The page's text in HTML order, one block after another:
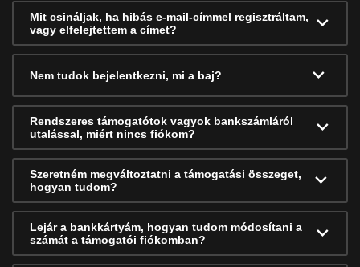
Mit csináljak, ha hibás e-mail-címmel regisztráltam,
vagy elfelejtettem a címet?
Nem tudok bejelentkezni, mi a baj?
Rendszeres támogatótok vagyok bankszámláról
utalással, miért nincs fiókom?
Szeretném megváltoztatni a támogatási összeget,
hogyan tudom?
Lejár a bankkártyám, hogyan tudom módosítani a
számát a támogatói fiókomban?